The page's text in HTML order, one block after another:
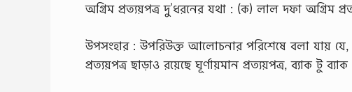
অগ্রিম প্রত্যয়পত্র দু’ধরনের যথা : (ক) লাল দফা অগ্রিম
উপসংহার : উপরিউক্ত আলোচনার পরিশেষে বলা যায় যে,
প্রত্যয়পত্র ছাড়াও রয়েছে ঘূর্ণায়মান প্রত্যয়পত্র, ব্যাক টু ব্যাক